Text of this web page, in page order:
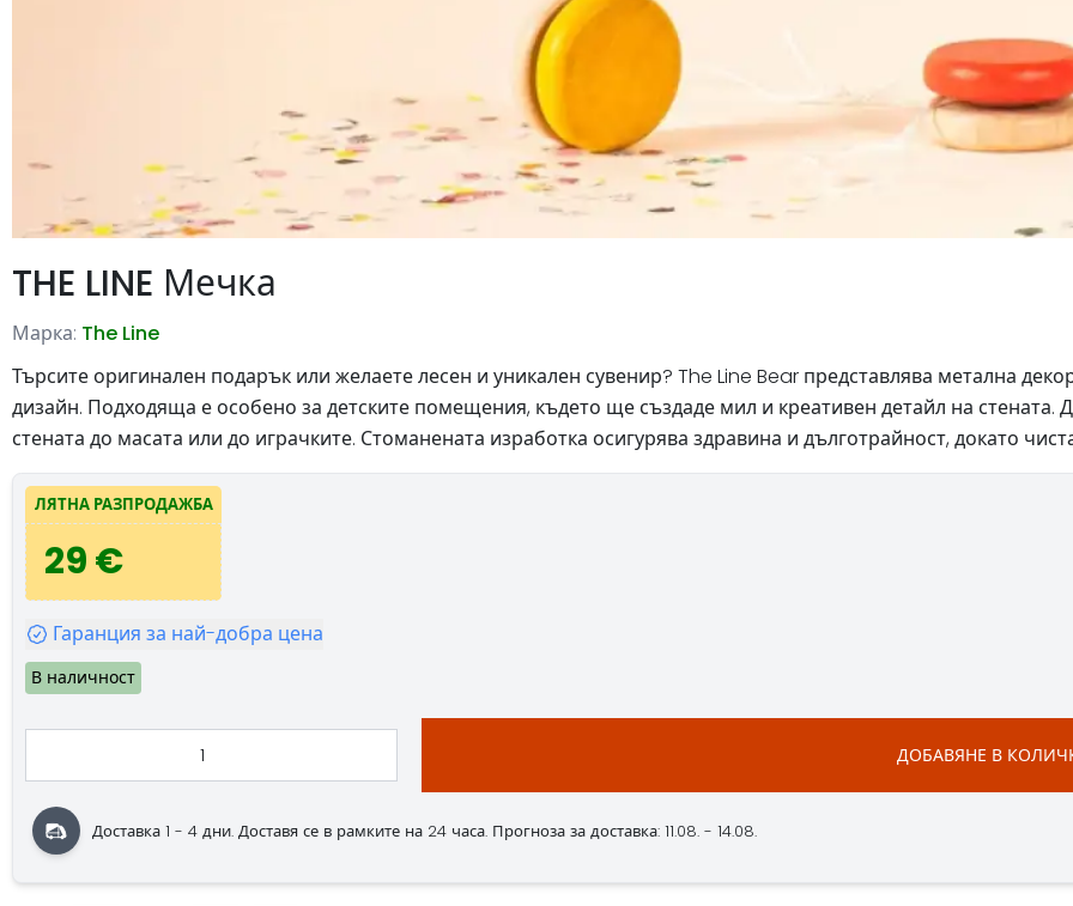
THE LINE Мечка
Марка: The Line
Търсите оригинален подарък или желаете лесен и уникален сувенир? The Line Bear представлява метална
дизайн. Подходяща е особено за детските помещения, където ще създаде мил и креативен детайл на стената.
стената до масата или до играчките. Стоманената изработка осигурява здравина и дълготрайност, докато
ЛЯТНА РАЗПРОДАЖБА
29 €
Гаранция за най-добра цена
В наличност
ДОБАВЯНЕ В
Доставка 1 - 4 дни. Доставя се в рамките на 24 часа. Прогноза за доставка: 11.08. - 14.08.